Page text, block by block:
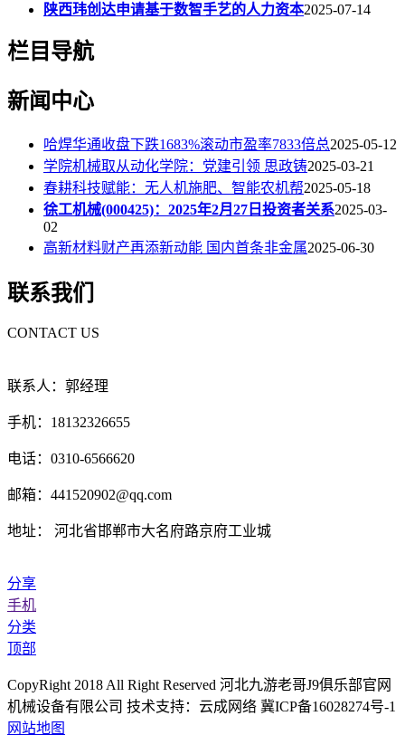
陕西玮创达申请基于数智手艺的人力资本2025-07-14
栏目导航
新闻中心
哈焊华通收盘下跌1683%滚动市盈率7833倍总2025-05-12
学院机械取从动化学院：党建引领 思政铸2025-03-21
春耕科技赋能：无人机施肥、智能农机帮2025-05-18
徐工机械(000425)：2025年2月27日投资者关系2025-03-
02
高新材料财产再添新动能 国内首条非金属2025-06-30
联系我们
CONTACT US
联系人：郭经理
手机：18132326655
电话：0310-6566620
邮箱：441520902@qq.com
地址： 河北省邯郸市大名府路京府工业城
分享
手机
分类
顶部
CopyRight 2018 All Right Reserved 河北九游老哥J9俱乐部官网
机械设备有限公司 技术支持：云成网络 冀ICP备16028274号-1
网站地图